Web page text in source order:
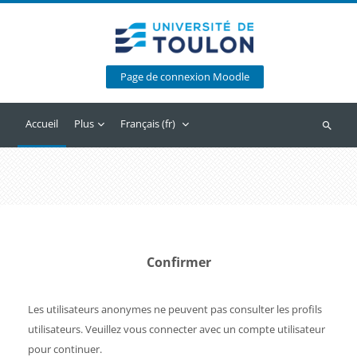
Page de connexion Moodle
Accueil Plus Français ‎(fr)‎
Confirmer
Les utilisateurs anonymes ne peuvent pas consulter les profils
utilisateurs. Veuillez vous connecter avec un compte utilisateur
pour continuer.